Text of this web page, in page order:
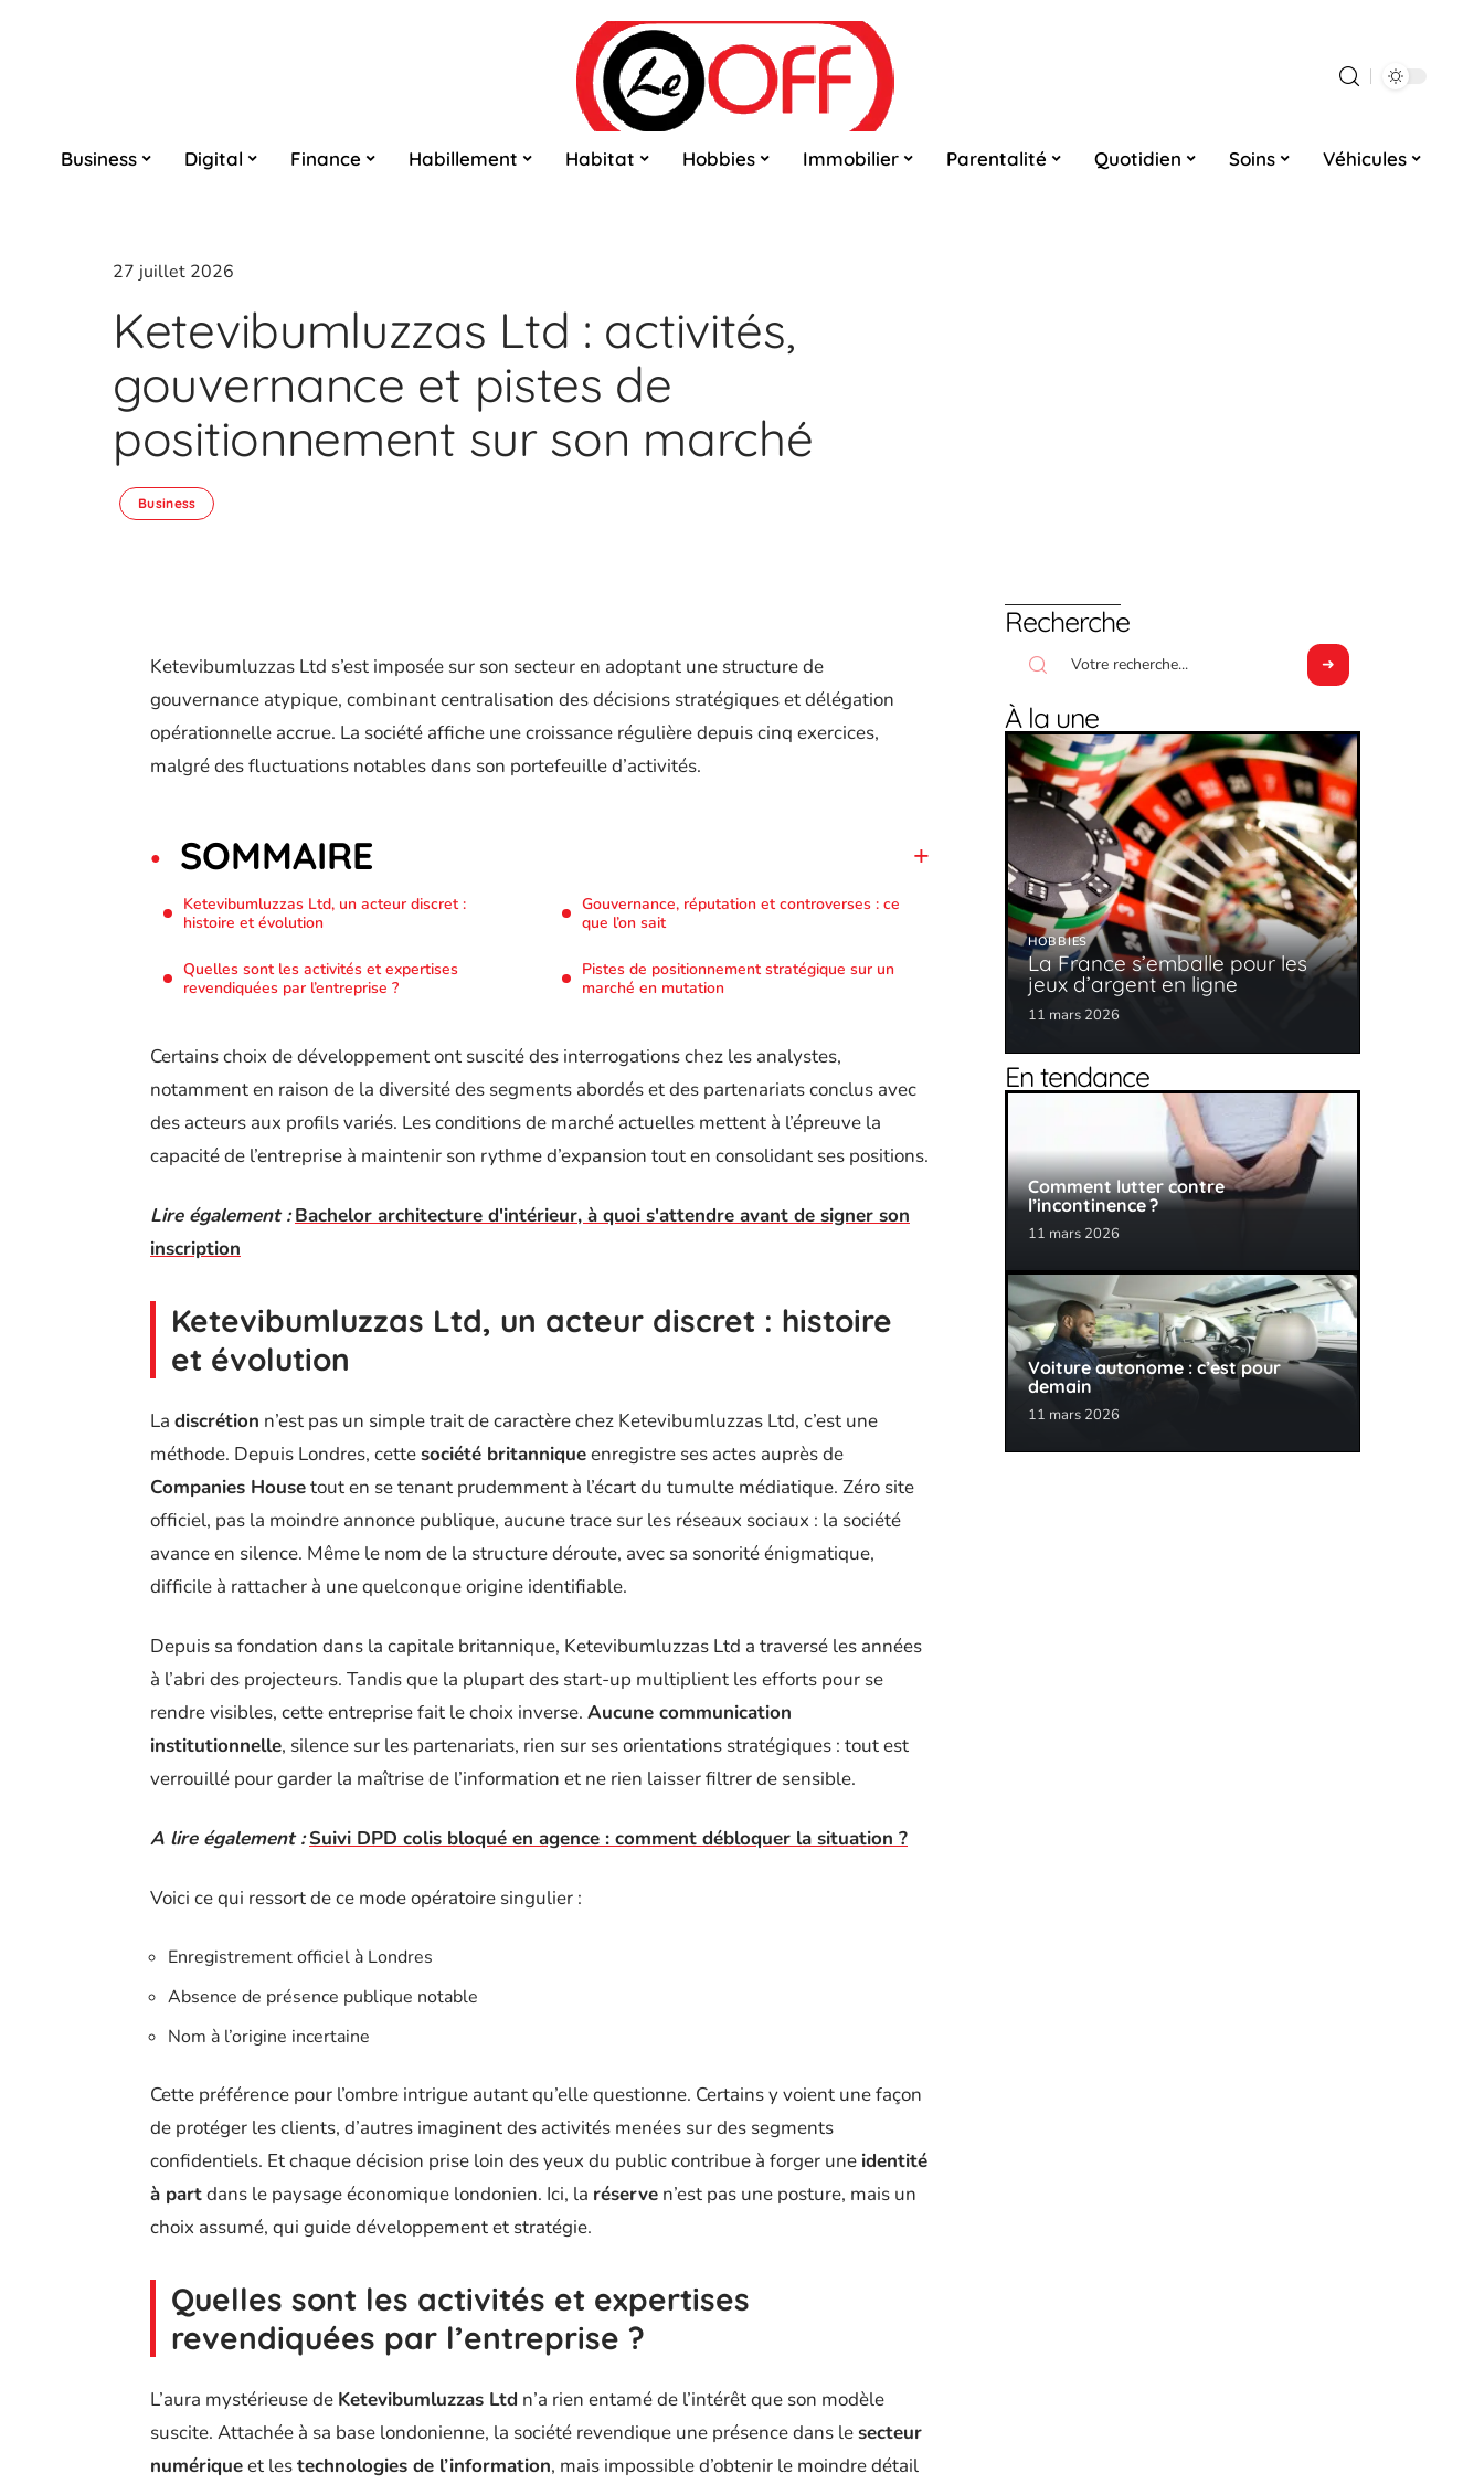
Business Digital Finance Habillement Habitat Hobbies Immobilier Parentalité Quotidien Soins Véhicules
27 juillet 2026
Ketevibumluzzas Ltd : activités,
gouvernance et pistes de
positionnement sur son marché
Business
Ketevibumluzzas Ltd s’est imposée sur son secteur en adoptant une structure de
gouvernance atypique, combinant centralisation des décisions stratégiques et délégation
opérationnelle accrue. La société affiche une croissance régulière depuis cinq exercices,
malgré des fluctuations notables dans son portefeuille d’activités.
SOMMAIRE
Ketevibumluzzas Ltd, un acteur discret :
histoire et évolution
Quelles sont les activités et expertises
revendiquées par l’entreprise ?
Gouvernance, réputation et controverses : ce
que l’on sait
Pistes de positionnement stratégique sur un
marché en mutation
Certains choix de développement ont suscité des interrogations chez les analystes,
notamment en raison de la diversité des segments abordés et des partenariats conclus avec
des acteurs aux profils variés. Les conditions de marché actuelles mettent à l’épreuve la
capacité de l’entreprise à maintenir son rythme d’expansion tout en consolidant ses positions.
Lire également : Bachelor architecture d'intérieur, à quoi s'attendre avant de signer son
inscription
Ketevibumluzzas Ltd, un acteur discret : histoire
et évolution
La discrétion n’est pas un simple trait de caractère chez Ketevibumluzzas Ltd, c’est une
méthode. Depuis Londres, cettesociété britanniqueenregistre ses actes auprès de
Companies Housetout en se tenant prudemment à l’écart du tumulte médiatique. Zéro site
officiel, pas la moindre annonce publique, aucune trace sur les réseaux sociaux : la société
avance en silence. Même le nom de la structure déroute, avec sa sonorité énigmatique,
difficile à rattacher à une quelconque origine identifiable.
Depuis sa fondation dans la capitale britannique, Ketevibumluzzas Ltd a traversé les années
à l’abri des projecteurs. Tandis que la plupart des start-up multiplient les efforts pour se
rendre visibles, cette entreprise fait le choix inverse. Aucune communication
institutionnelle, silence sur les partenariats, rien sur ses orientations stratégiques : tout est
verrouillé pour garder la maîtrise de l’information et ne rien laisser filtrer de sensible.
A lire également : Suivi DPD colis bloqué en agence : comment débloquer la situation ?
Voici ce qui ressort de ce mode opératoire singulier :
Enregistrement officiel à Londres
Absence de présence publique notable
Nom à l’origine incertaine
Cette préférence pour l’ombre intrigue autant qu’elle questionne. Certains y voient une façon
de protéger les clients, d’autres imaginent des activités menées sur des segments
confidentiels. Et chaque décision prise loin des yeux du public contribue à forger une identité
à partdans le paysage économique londonien. Ici, la réserve n’est pas une posture, mais un
choix assumé, qui guide développement et stratégie.
Quelles sont les activités et expertises
revendiquées par l’entreprise ?
L’aura mystérieuse de Ketevibumluzzas Ltd n’a rien entamé de l’intérêt que son modèle
suscite. Attachée à sa base londonienne, la société revendique une présence dans lesecteur
numériqueet lestechnologies de l’information, mais impossible d’obtenir le moindre détail
Recherche
À la une
HOBBIES
La France s’emballe pour les
jeux d’argent en ligne
11 mars 2026
En tendance
Comment lutter contre
l’incontinence ?
11 mars 2026
Voiture autonome : c’est pour
demain
11 mars 2026